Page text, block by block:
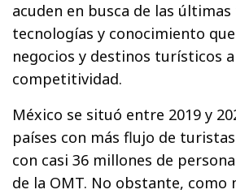
acuden en busca de las
tecnologías y conocimiento
negocios y destinos turísticos
competitividad.
México se situó entre 2019 y
países con más flujo de
con casi 36 millones de
de la OMT. No obstante, como